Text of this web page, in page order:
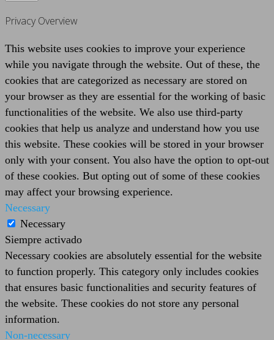
Privacy Overview
This website uses cookies to improve your experience
while you navigate through the website. Out of these, the
cookies that are categorized as necessary are stored on
your browser as they are essential for the working of basic
functionalities of the website. We also use third-party
cookies that help us analyze and understand how you use
this website. These cookies will be stored in your browser
only with your consent. You also have the option to opt-out
of these cookies. But opting out of some of these cookies
may affect your browsing experience.
Necessary
Necessary
Siempre activado
Necessary cookies are absolutely essential for the website
to function properly. This category only includes cookies
that ensures basic functionalities and security features of
the website. These cookies do not store any personal
information.
Non-necessary